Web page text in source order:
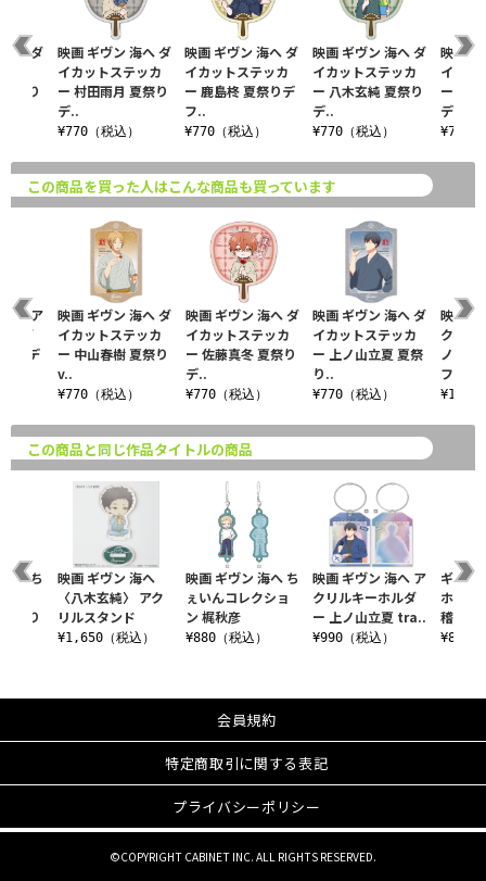
映画 ギヴン 海へ ダ
イカットステッカ
ー 鹿島柊 夏祭りデ
フ..
¥770（税込）
映画 ギヴン 海へ ダ
イカットステッカ
ー 八木玄純 夏祭り
デ..
¥770（税込）
映画
イカッ
ー 佐
デ..
¥770（
へ ダ
祭り
映画 ギヴン 海へ ダ
イカットステッカ
ー 村田雨月 夏祭り
デ..
¥770（税込）
この商品を買った人はこんな商品も買っています
映画 ギヴン 海へ ダ
イカットステッカ
ー 佐藤真冬 夏祭り
デ..
¥770（税込）
映画 ギヴン 海へ ダ
イカットステッカ
ー 上ノ山立夏 夏祭
り..
¥770（税込）
映画
クリル
ノ山立
フ..
¥1,430
へ ア
ルダ
りデ
映画 ギヴン 海へ ダ
イカットステッカ
ー 中山春樹 夏祭り
v..
¥770（税込）
この商品と同じ作品タイトルの商品
映画 ギヴン 海へ ち
ぇいんコレクショ
ン 梶秋彦
¥880（税込）
映画 ギヴン 海へ ア
クリルキーホルダ
ー 上ノ山立夏 tra..
¥990（税込）
ギヴン
ホルダ
稽古
¥880
へ ち
祭り
映画 ギヴン 海へ
〈八木玄純〉 アク
リルスタンド
¥1,650（税込）
会員規約
特定商取引に関する表記
プライバシーポリシー
©COPYRIGHT CABINET INC. ALL RIGHTS RESERVED.